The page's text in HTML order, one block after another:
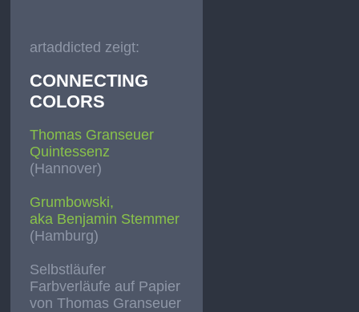
artaddicted zeigt:
CONNECTING
COLORS
Thomas Granseuer
Quintessenz
(Hannover)
Grumbowski,
aka Benjamin Stemmer
(Hamburg)
Selbstläufer
Farbverläufe auf Papier
von Thomas Granseuer